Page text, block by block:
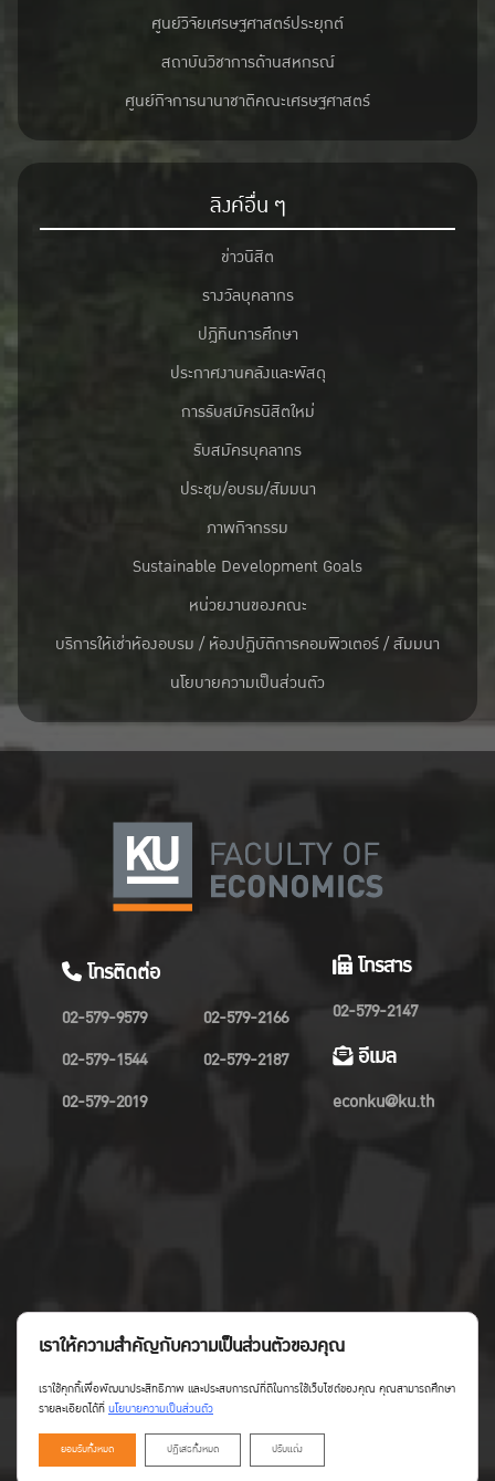
ศูนย์วิจัยเศรษฐศาสตร์ประยุกต์
สถาบันวิชาการด้านสหกรณ์
ศูนย์กิจการนานาชาติคณะเศรษฐศาสตร์
ลิงค์อื่น ๆ
ข่าวนิสิต
รางวัลบุคลากร
ปฎิทินการศึกษา
ประกาศงานคลังและพัสดุ
การรับสมัครนิสิตใหม่
รับสมัครบุคลากร
ประชุม/อบรม/สัมมนา
ภาพกิจกรรม
Sustainable Development Goals
หน่วยงานของคณะ
บริการให้เช่าห้องอบรม / ห้องปฏิบัติการคอมพิวเตอร์ / สัมมนา
นโยบายความเป็นส่วนตัว
โทรติดต่อ
02-579-9579
02-579-1544
02-579-2019
02-579-2166
02-579-2187
โทรสาร
02-579-2147
อีเมล
econku@ku.th
Copyright©Faculty of Economics KU
เราให้ความสำคัญกับความเป็นส่วนตัวของคุณ
เราใช้คุกกี้เพื่อพัฒนาประสิทธิภาพ และประสบการณ์ที่ดีในการใช้เว็บไซต์ของคุณ คุณสามารถศึกษา
รายละเอียดได้ที่นโยบายความเป็นส่วนตัว
ยอมรับทั้งหมด ปฏิเสธทั้งหมด ปรับแต่ง